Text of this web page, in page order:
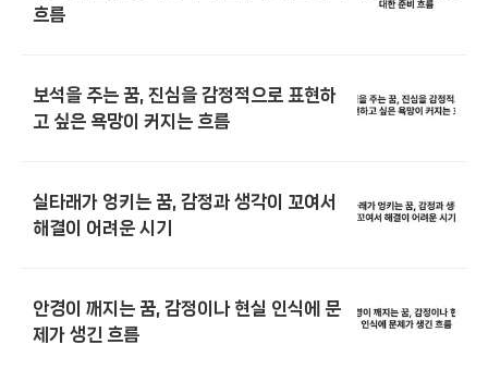
흐름
보석을 주는 꿈, 진심을 감정적으로 표현하
고 싶은 욕망이 커지는 흐름
실타래가 엉키는 꿈, 감정과 생각이 꼬여서
해결이 어려운 시기
안경이 깨지는 꿈, 감정이나 현실 인식에 문
제가 생긴 흐름